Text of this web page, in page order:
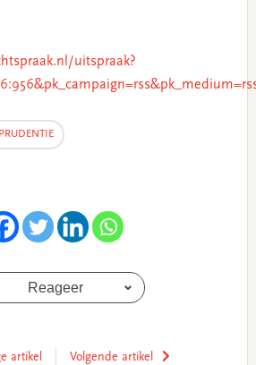
uitspraak?
Reageer
artikel
Volgende artikel